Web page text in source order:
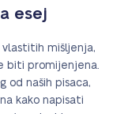
esej
mišljenja,
biti promijenjena.
od naših pisaca,
kako napisati